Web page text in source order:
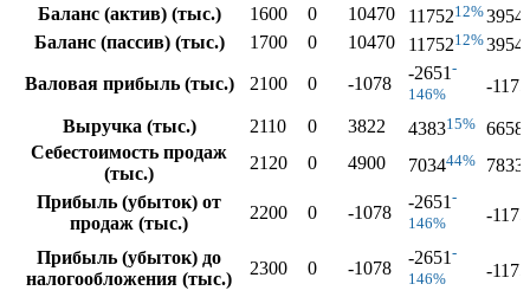
Баланс (актив) (тыс.) 1600 0 10470 1175212%3954
Баланс (пассив) (тыс.) 1700 0 10470 1175212%3954
Валовая прибыль (тыс.) 2100 0 -1078
-2651-
146%
-1175
Выручка (тыс.) 2110 0 3822 438315% 6658
Себестоимость продаж
(тыс.)
2120 0 4900 703444% 7833
Прибыль (убыток) от
продаж (тыс.)
2200 0 -1078
-2651-
146%
-1175
Прибыль (убыток) до
налогообложения (тыс.)
2300 0 -1078
-2651-
146%
-1175